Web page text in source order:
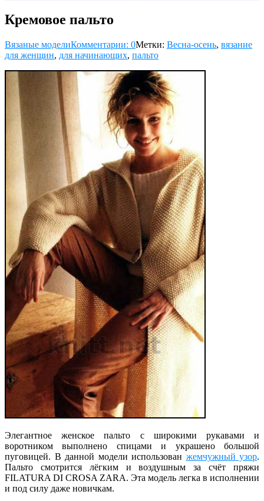
Кремовое пальто
Вязаные моделиКомментарии: 0Метки: Весна-осень, вязание
для женщин, для начинающих, пальто
Элегантное женское пальто с широкими рукавами и
воротником выполнено спицами и украшено большой
пуговицей. В данной модели использован жемчужный узор.
Пальто смотрится лёгким и воздушным за счёт пряжи
FILATURA DI CROSA ZARA. Эта модель легка в исполнении
и под силу даже новичкам.